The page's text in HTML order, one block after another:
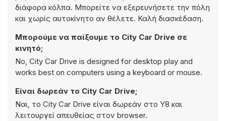
διάφορα κόλπα. Μπορείτε να εξερευνήσετε την πόλη
και χωρίς αυτοκίνητο αν θέλετε. Καλή διασκέδαση.
Μπορούμε να παίξουμε το City Car Drive σε
κινητό;
No, City Car Drive is designed for desktop play and
works best on computers using a keyboard or mouse.
Είναι δωρεάν το City Car Drive;
Ναι, το City Car Drive είναι δωρεάν στο Y8 και
λειτουργεί απευθείας στον browser.